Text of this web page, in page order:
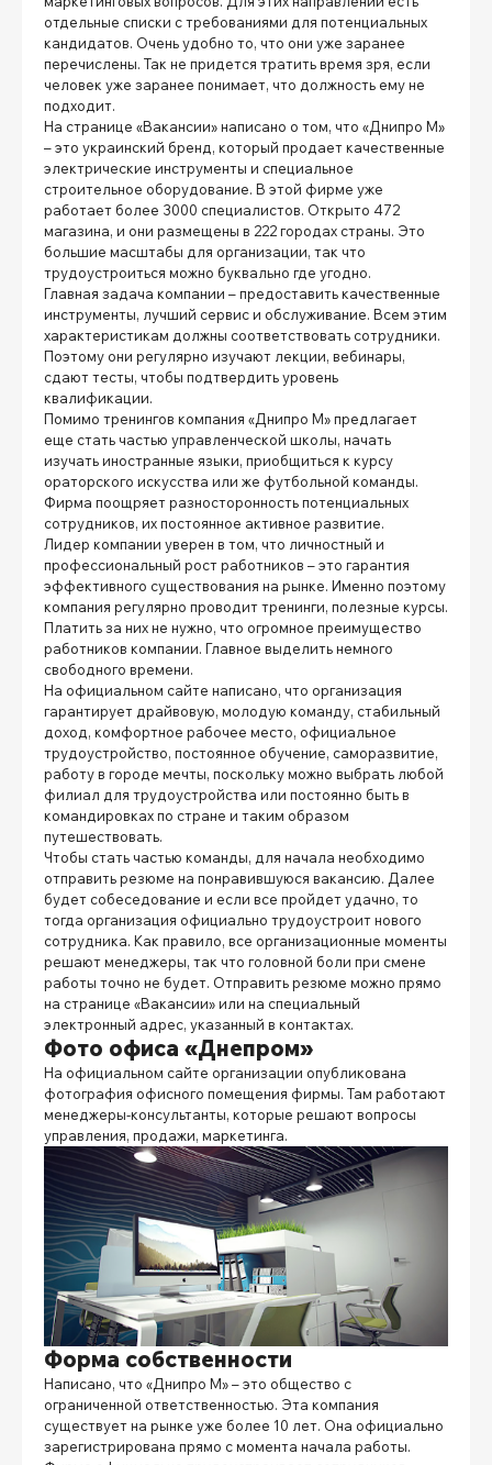
отдельные списки с требованиями для потенциальных
кандидатов. Очень удобно то, что они уже заранее
перечислены. Так не придется тратить время зря, если
человек уже заранее понимает, что должность ему не
подходит.
На странице «Вакансии» написано о том, что «Днипро М»
– это украинский бренд, который продает качественные
электрические инструменты и специальное
строительное оборудование. В этой фирме уже
работает более 3000 специалистов. Открыто 472
магазина, и они размещены в 222 городах страны. Это
большие масштабы для организации, так что
трудоустроиться можно буквально где угодно.
Главная задача компании – предоставить качественные
инструменты, лучший сервис и обслуживание. Всем этим
характеристикам должны соответствовать сотрудники.
Поэтому они регулярно изучают лекции, вебинары,
сдают тесты, чтобы подтвердить уровень
квалификации.
Помимо тренингов компания «Днипро М» предлагает
еще стать частью управленческой школы, начать
изучать иностранные языки, приобщиться к курсу
ораторского искусства или же футбольной команды.
Фирма поощряет разносторонность потенциальных
сотрудников, их постоянное активное развитие.
Лидер компании уверен в том, что личностный и
профессиональный рост работников – это гарантия
эффективного существования на рынке. Именно поэтому
компания регулярно проводит тренинги, полезные курсы.
Платить за них не нужно, что огромное преимущество
работников компании. Главное выделить немного
свободного времени.
На официальном сайте написано, что организация
гарантирует драйвовую, молодую команду, стабильный
доход, комфортное рабочее место, официальное
трудоустройство, постоянное обучение, саморазвитие,
работу в городе мечты, поскольку можно выбрать любой
филиал для трудоустройства или постоянно быть в
командировках по стране и таким образом
путешествовать.
Чтобы стать частью команды, для начала необходимо
отправить резюме на понравившуюся вакансию. Далее
будет собеседование и если все пройдет удачно, то
тогда организация официально трудоустроит нового
сотрудника. Как правило, все организационные моменты
решают менеджеры, так что головной боли при смене
работы точно не будет. Отправить резюме можно прямо
на странице «Вакансии» или на специальный
электронный адрес, указанный в контактах.
Фото офиса «Днепром»
На официальном сайте организации опубликована
фотография офисного помещения фирмы. Там работают
менеджеры-консультанты, которые решают вопросы
управления, продажи, маркетинга.
Форма собственности
Написано, что «Днипро М» – это общество с
ограниченной ответственностью. Эта компания
существует на рынке уже более 10 лет. Она официально
зарегистрирована прямо с момента начала работы.